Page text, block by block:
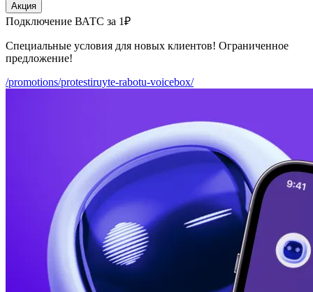
Акция
Подключение ВАТС за 1₽
Специальные условия для новых клиентов! Ограниченное
предложение!
/promotions/protestiruyte-rabotu-voicebox/